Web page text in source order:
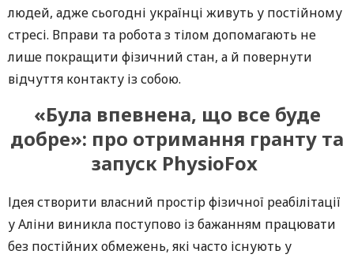
людей, адже сьогодні українці живуть у постійному
стресі. Вправи та робота з тілом допомагають не
лише покращити фізичний стан, а й повернути
відчуття контакту із собою.
«Була впевнена, що все буде
добре»: про отримання гранту та
запуск PhysioFox
Ідея створити власний простір фізичної реабілітації
у Алiни виникла поступово із бажанням працювати
без постійних обмежень, які часто існують у